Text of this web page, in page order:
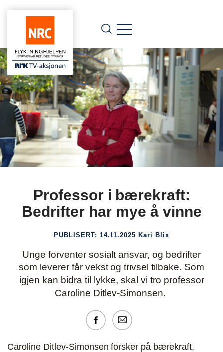
Professor i bærekraft:
Bedrifter har mye å vinne
PUBLISERT: 14.11.2025 Kari Blix
Unge forventer sosialt ansvar, og bedrifter
som leverer får vekst og trivsel tilbake. Som
igjen kan bidra til lykke, skal vi tro professor
Caroline Ditlev-Simonsen.
Caroline Ditlev-Simonsen forsker på bærekraft,